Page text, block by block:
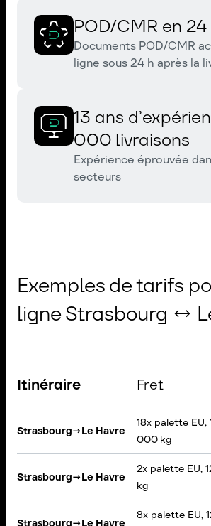
POD/CMR en 24
Documents POD/CMR
ligne sous 24 h après la
13 ans
000 livraisons
Expérience éprouvée
secteurs
Exemples de tarifs
ligne Strasbourg ↔
Itinéraire Fret
Strasbourg→Le Havre
18x palette EU,
000 kg
Strasbourg→Le Havre
2x palette EU,
kg
Strasbourg→Le Havre
8x palette EU,